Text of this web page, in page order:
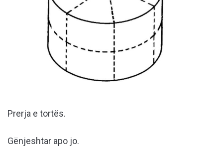
Prerja e tortës.
Gënjeshtar apo jo.